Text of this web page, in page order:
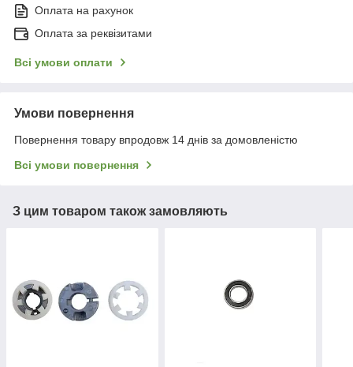
Оплата на рахунок
Оплата за реквізитами
Всі умови оплати
Умови повернення
Повернення товару впродовж 14 днів за домовленістю
Всі умови повернення
З цим товаром також замовляють